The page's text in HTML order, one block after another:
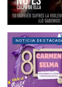
NOTICIA